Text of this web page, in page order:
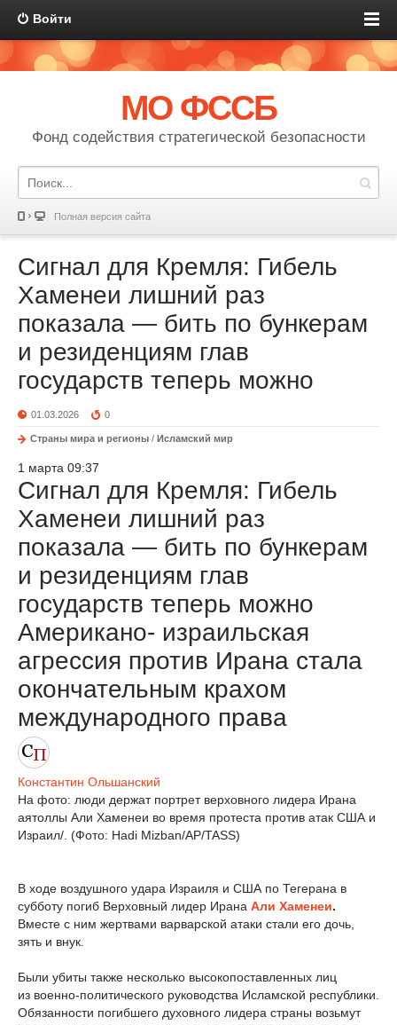
Войти
МО ФССБ
Фонд содействия стратегической безопасности
Полная версия сайта
Сигнал для Кремля: Гибель
Хаменеи лишний раз
показала — бить по бункерам
и резиденциям глав
государств теперь можно
01.03.2026 0
Страны мира и регионы / Исламский мир
1 марта 09:37
Сигнал для Кремля: Гибель
Хаменеи лишний раз
показала — бить по бункерам
и резиденциям глав
государств теперь можно
Американо- израильская
агрессия против Ирана стала
окончательным крахом
международного права
Константин Ольшанский
На фото: люди держат портрет верховного лидера Ирана
аятоллы Али Хаменеи во время протеста против атак США и
Израил/. (Фото: Hadi Mizban/AP/TASS)
В ходе воздушного удара Израиля и США по Тегерана в
субботу погиб Верховный лидер Ирана Али Хаменеи.
Вместе с ним жертвами варварской атаки стали его дочь,
зять и внук.
Были убиты также несколько высокопоставленных лиц
из военно-политического руководства Исламской республики.
Обязанности погибшего духовного лидера страны возьмут